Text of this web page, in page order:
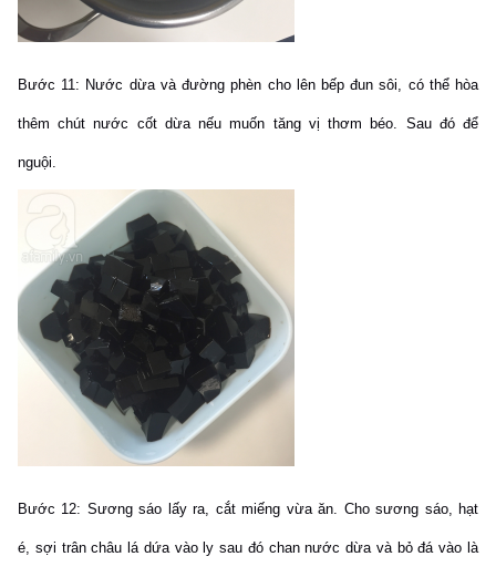
Bước 11: Nước dừa và đường phèn cho lên bếp đun sôi, có thể hòa
thêm chút nước cốt dừa nếu muốn tăng vị thơm béo. Sau đó để
nguội.
Bước 12: Sương sáo lấy ra, cắt miếng vừa ăn. Cho sương sáo, hạt
é, sợi trân châu lá dứa vào ly sau đó chan nước dừa và bỏ đá vào là